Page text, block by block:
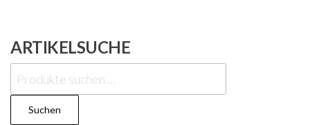
ARTIKELSUCHE
Suchen
nach:
Suchen